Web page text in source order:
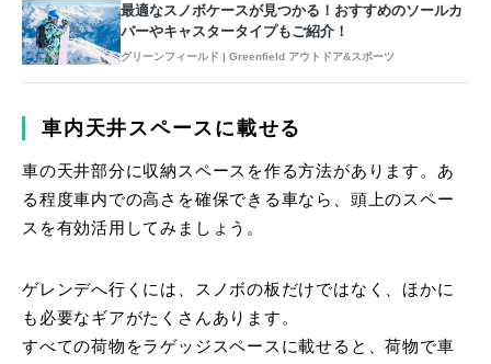
最適なスノボケースが見つかる！おすすめのソールカ
バーやキャスタータイプもご紹介！
グリーンフィールド | Greenfield アウトドア&スポーツ
車内天井スペースに載せる
車の天井部分に収納スペースを作る方法があります。あ
る程度車内での高さを確保できる車なら、頭上のスペー
スを有効活用してみましょう。
ゲレンデへ行くには、スノボの板だけではなく、ほかに
も必要なギアがたくさんあります。
すべての荷物をラゲッジスペースに載せると、荷物で車